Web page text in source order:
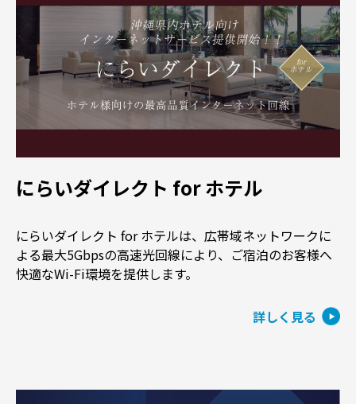
にらいダイレクト for ホテル
にらいダイレクト for ホテルは、広帯域ネットワークに
よる最大5Gbpsの高速光回線により、ご宿泊のお客様へ
快適なWi-Fi環境を提供します。
詳しく見る